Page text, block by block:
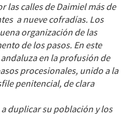
las calles de Daimiel más de
a nueve cofradías. Los
organización de las
de los pasos. En este
en la profusión de
procesionales, unido a la
penitencial, de clara
duplicar su población y los